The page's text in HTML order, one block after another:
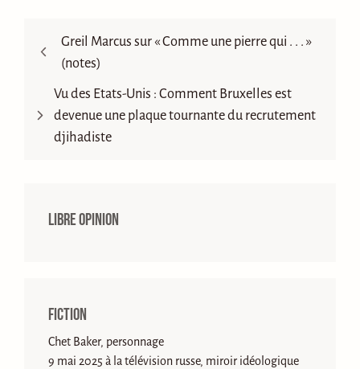
Greil Marcus sur « Comme une pierre qui . . . »
(notes)
Vu des Etats-Unis : Comment Bruxelles est
devenue une plaque tournante du recrutement
djihadiste
Libre opinion
Fiction
Chet Baker, personnage
9 mai 2025 à la télévision russe, miroir idéologique